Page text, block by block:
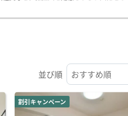
並び順
割引キャンペーン